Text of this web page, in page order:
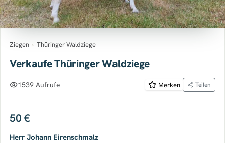
Ziegen › Thüringer Waldziege
Verkaufe Thüringer Waldziege
1539 Aufrufe Merken Teilen
50 €
Herr Johann Eirenschmalz